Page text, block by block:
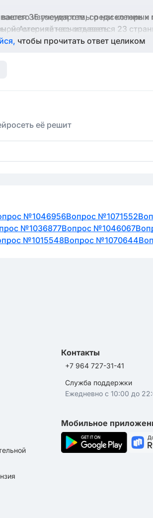
35 государств, среди
Америке насчитывается 23
- Это верно. Мексика
самым крупным странами по
монголоидной расы -
расы, которая присутствует у
изучения темы о населении и
не стесняйтесь задавать.
чтобы прочитать ответ целиком
её решит
№1046956Вопрос №1071552
№1036877Вопрос №1046067
№1015548Вопрос №1070644
Контакты
+7 964 727-31-41
Служба поддержки
Ежедневно с 10:00 до
Мобильное